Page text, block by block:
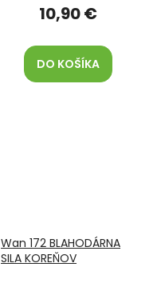
10,90 €
DO KOŠÍKA
Wan 172 BLAHODÁRNA
SILA KOREŇOV